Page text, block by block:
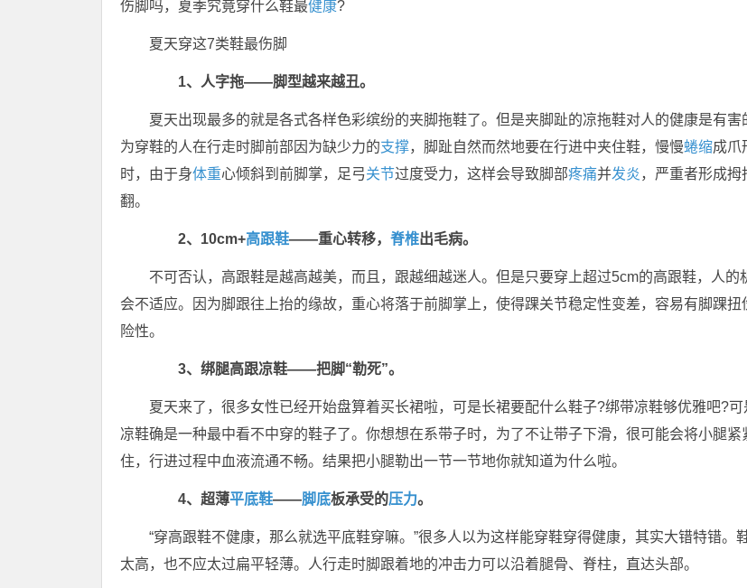
伤脚吗，夏季究竟穿什么鞋最健康?
夏天穿这7类鞋最伤脚
1、人字拖——脚型越来越丑。
夏天出现最多的就是各式各样色彩缤纷的夹脚拖鞋了。但是夹脚趾的凉拖鞋对人的健康是有害
为穿鞋的人在行走时脚前部因为缺少力的支撑，脚趾自然而然地要在行进中夹住鞋，慢慢蜷缩成爪
时，由于身体重心倾斜到前脚掌，足弓关节过度受力，这样会导致脚部疼痛并发炎，严重者形成拇
翻。
2、10cm+高跟鞋——重心转移， 脊椎出毛病。
不可否认，高跟鞋是越高越美，而且，跟越细越迷人。但是只要穿上超过5cm的高跟鞋，人的
会不适应。因为脚跟往上抬的缘故，重心将落于前脚掌上，使得踝关节稳定性变差，容易有脚踝扭
险性。
3、绑腿高跟凉鞋——把脚“勒死”。
夏天来了，很多女性已经开始盘算着买长裙啦，可是长裙要配什么鞋子?绑带凉鞋够优雅吧?可
凉鞋确是一种最中看不中穿的鞋子了。你想想在系带子时，为了不让带子下滑，很可能会将小腿紧
住，行进过程中血液流通不畅。结果把小腿勒出一节一节地你就知道为什么啦。
4、超薄平底鞋——脚底板承受的压力。
“穿高跟鞋不健康，那么就选平底鞋穿嘛。”很多人以为这样能穿鞋穿得健康，其实大错特错。
太高，也不应太过扁平轻薄。人行走时脚跟着地的冲击力可以沿着腿骨、脊柱，直达头部。